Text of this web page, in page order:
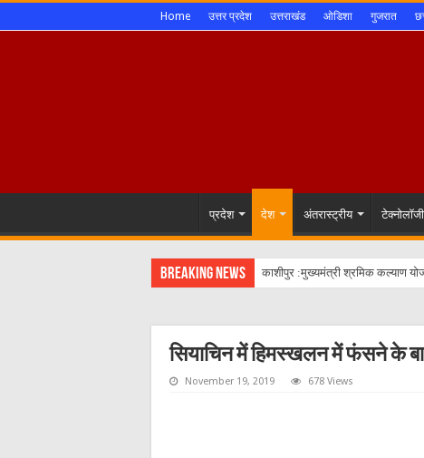
Home उत्तर प्रदेश उत्तराखंड ओडिशा गुजरात
प्रदेश देश अंतरास्ट्रीय टेक्नोलॉजी
Breaking News काशीपुर :मुख्यमंत्री श्रमिक कल्याण
एस आई आर नोटिस से घबराने की जरूरत
काशीपुर: नशेड़ी बेखौफ, शहर के भीतर
काशीपुर में 5 दिवसीय उत्तराखंड ओपन
काशीपुर का दिशाहीन विपक्ष: क्या
सियाचिन में हिमस्खलन में फंसने के
November 19, 2019 678 Views